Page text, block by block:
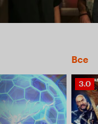
Все
3.0
3.0